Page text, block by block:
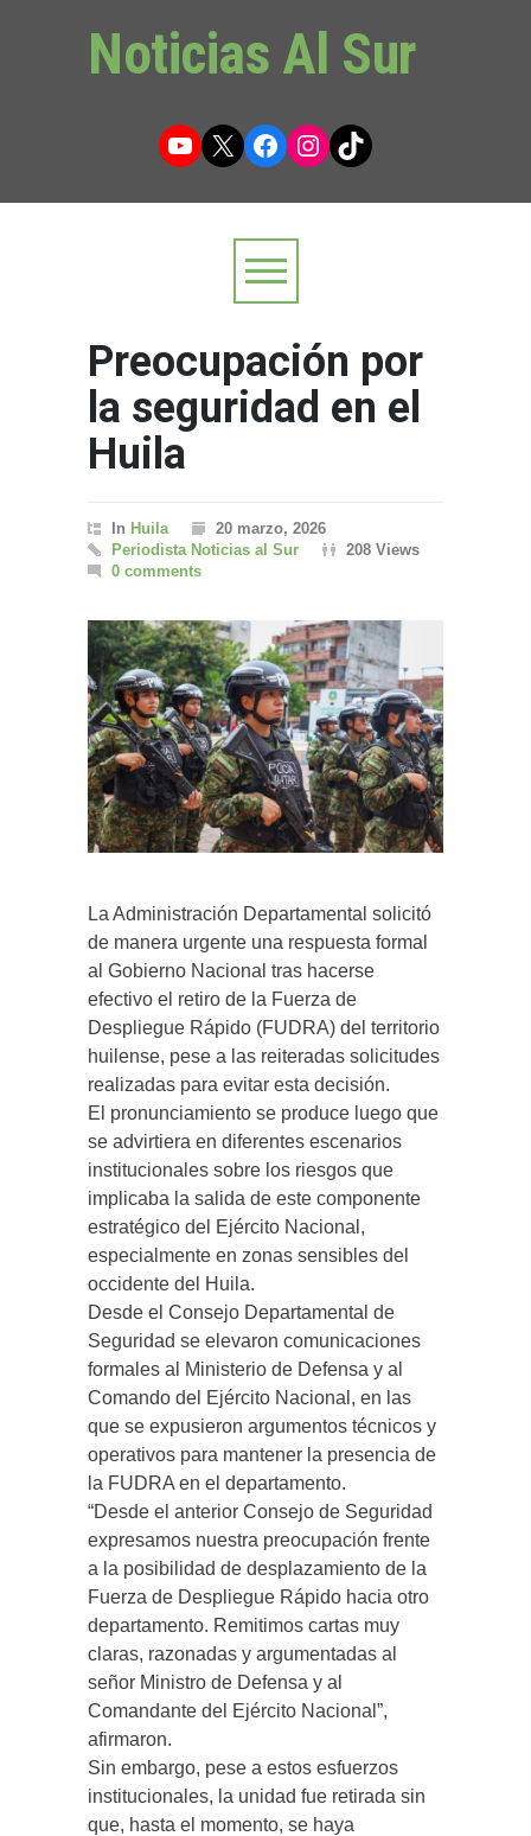
Noticias Al Sur
YouTube
X Facebook
Instagram
TikTok
Preocupación por
la seguridad en el
Huila
In Huila
20 marzo, 2026
Periodista Noticias al Sur
208 Views
0 comments
La Administración Departamental solicitó
de manera urgente una respuesta formal
al Gobierno Nacional tras hacerse
efectivo el retiro de la Fuerza de
Despliegue Rápido (FUDRA) del territorio
huilense, pese a las reiteradas solicitudes
realizadas para evitar esta decisión.
El pronunciamiento se produce luego que
se advirtiera en diferentes escenarios
institucionales sobre los riesgos que
implicaba la salida de este componente
estratégico del Ejército Nacional,
especialmente en zonas sensibles del
occidente del Huila.
Desde el Consejo Departamental de
Seguridad se elevaron comunicaciones
formales al Ministerio de Defensa y al
Comando del Ejército Nacional, en las
que se expusieron argumentos técnicos y
operativos para mantener la presencia de
la FUDRA en el departamento.
“Desde el anterior Consejo de Seguridad
expresamos nuestra preocupación frente
a la posibilidad de desplazamiento de la
Fuerza de Despliegue Rápido hacia otro
departamento. Remitimos cartas muy
claras, razonadas y argumentadas al
señor Ministro de Defensa y al
Comandante del Ejército Nacional”,
afirmaron.
Sin embargo, pese a estos esfuerzos
institucionales, la unidad fue retirada sin
que, hasta el momento, se haya